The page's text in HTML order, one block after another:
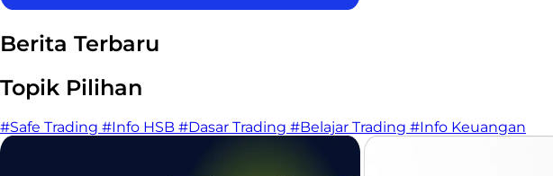
Berita Terbaru
Topik Pilihan
#Safe Trading #Info HSB #Dasar Trading #Belajar Trading #Info Keuangan